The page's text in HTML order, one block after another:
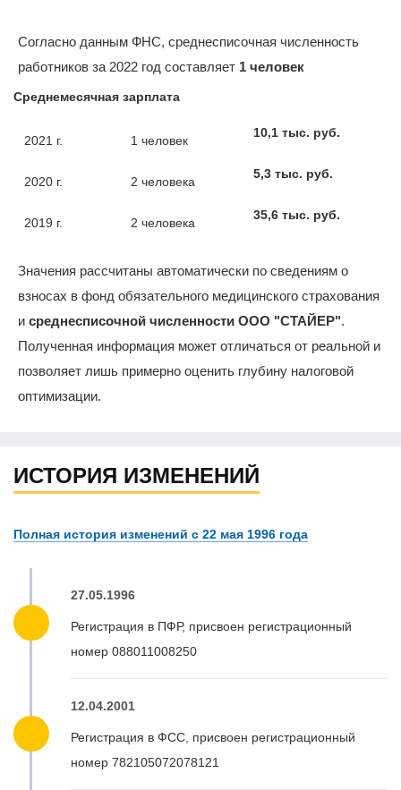
Согласно данным ФНС, среднесписочная численность
работников за 2022 год составляет 1 человек
Среднемесячная зарплата
2021 г. 1 человек
10,1 тыс. руб.
2020 г. 2 человека
5,3 тыс. руб.
2019 г. 2 человека
35,6 тыс. руб.
Значения рассчитаны автоматически по сведениям о
взносах в фонд обязательного медицинского страхования
и среднесписочной численности ООО "СТАЙЕР".
Полученная информация может отличаться от реальной и
позволяет лишь примерно оценить глубину налоговой
оптимизации.
ИСТОРИЯ ИЗМЕНЕНИЙ
Полная история изменений с 22 мая 1996 года
27.05.1996
Регистрация в ПФР, присвоен регистрационный
номер 088011008250
12.04.2001
Регистрация в ФСС, присвоен регистрационный
номер 782105072078121